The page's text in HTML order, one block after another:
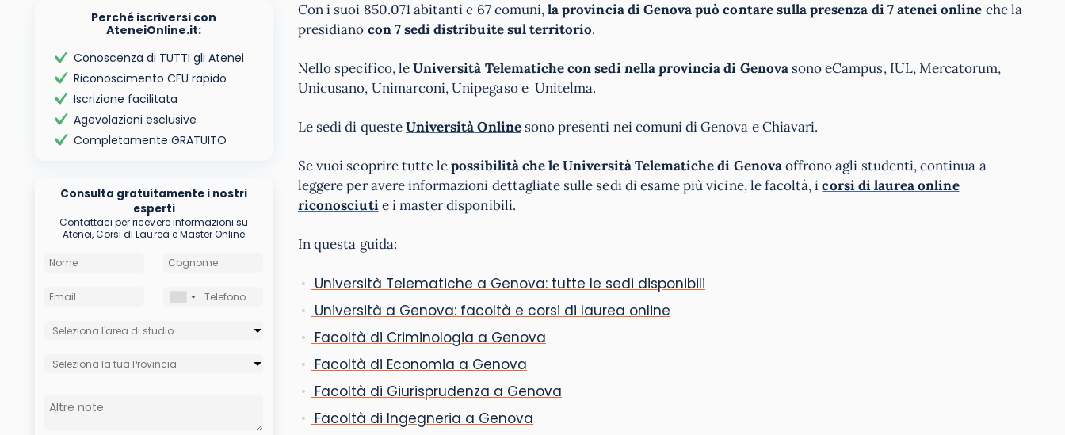
Perché iscriversi con
AteneiOnline.it:
Conoscenza di TUTTI gli Atenei
Riconoscimento CFU rapido
Iscrizione facilitata
Agevolazioni esclusive
Completamente GRATUITO
Consulta gratuitamente i nostri
esperti
Contattaci per ricevere informazioni su
Atenei, Corsi di Laurea e Master Online
Con i suoi 850.071 abitanti e 67 comuni,la provincia di Genova può contare sulla presenza di 7 atenei online che la
presidiano con 7 sedi distribuite sul territorio.
Nello specifico, leUniversità Telematiche con sedi nella provincia di Genovasono eCampus, IUL, Mercatorum,
Unicusano, Unimarconi, Unipegaso e Unitelma.
Le sedi di questeUniversità Onlinesono presenti nei comuni di Genova e Chiavari.
Se vuoi scoprire tutte lepossibilità che le Università Telematiche di Genovaoffrono agli studenti, continua a
leggere per avere informazioni dettagliate sulle sedi di esame più vicine, le facoltà, icorsi di laurea online
riconosciutie i master disponibili.
In questa guida:
Università Telematiche a Genova: tutte le sedi disponibili
Università a Genova: facoltà e corsi di laurea online
Facoltà di Criminologia a Genova
Facoltà di Economia a Genova
Facoltà di Giurisprudenza a Genova
Facoltà di Ingegneria a Genova